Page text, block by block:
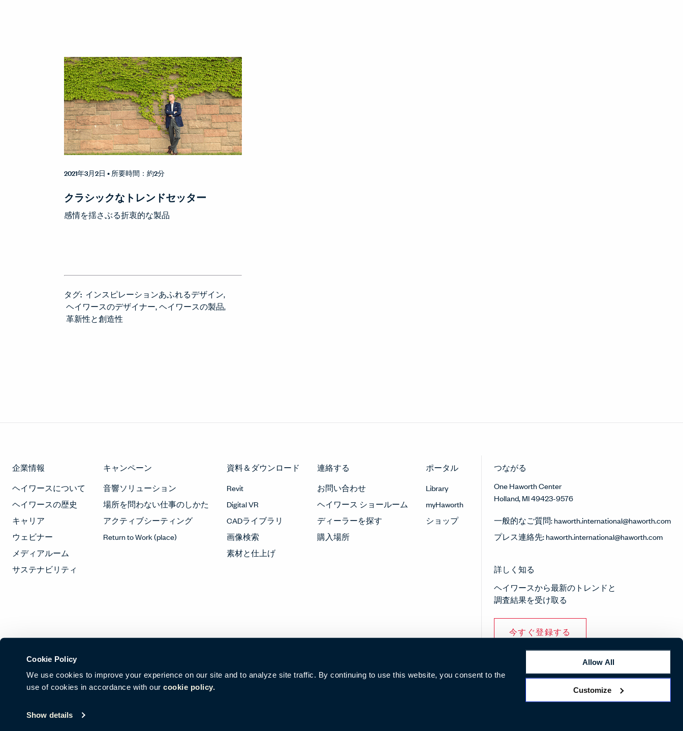
Cookie Policy
We use cookies to improve your experience on our site and to analyze site traffic. By continuing to use this website, you consent to the
use of cookies in accordance with ourcookie policy.
Show details
Allow All
Customize
2021年3月2日 • 所要時間：約2分
クラシックなトレンドセッター
感情を揺さぶる折衷的な製品
タグ: インスピレーションあふれるデザイン
ヘイワースのデザイナー ヘイワースの製品
革新性と創造性
企業情報
ヘイワースについて
ヘイワースの歴史
キャリア
ウェビナー
メディアルーム
サステナビリティ
キャンペーン
音響ソリューション
場所を問わない仕事のしかた
アクティブシーティング
Return to Work (place)
資料＆ダウンロード
Revit
Digital VR
CADライブラリ
画像検索
素材と仕上げ
連絡する
お問い合わせ
ヘイワース ショールーム
ディーラーを探す
購入場所
ポータル
Library
myHaworth
ショップ
つながる
One Haworth Center
Holland, MI 49423-9576
一般的なご質問:haworth.international@haworth.com
プレス連絡先:haworth.international@haworth.com
詳しく知る
ヘイワースから最新のトレンドと
調査結果を受け取る
今すぐ登録する
© Copyright Haworth, Inc.